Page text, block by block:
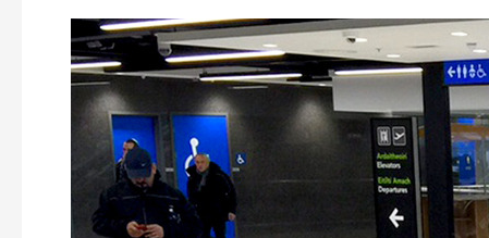
Dublin
Airport
T1,
Dublino